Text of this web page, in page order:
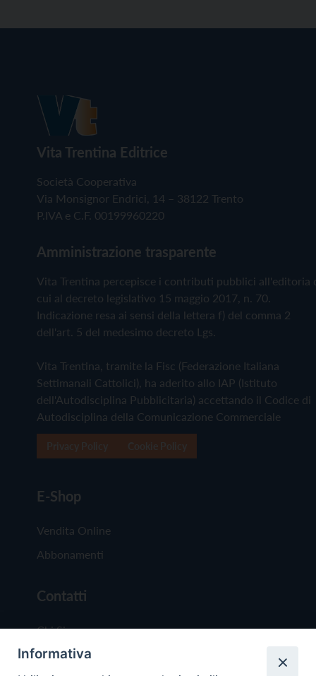
Vita Trentina Editrice
Società Cooperativa
Via Monsignor Endrici, 14 – 38122 Trento
P.IVA e C.F. 00199960220
Amministrazione trasparente
Vita Trentina percepisce i contributi pubblici all'editoria
cui al decreto legislativo 15 maggio 2017, n. 70.
Indicazione resa ai sensi della lettera f) del comma 2
dell'art. 5 del medesimo decreto Lgs.
Vita Trentina, tramite la Fisc (Federazione Italiana
Settimanali Cattolici), ha aderito allo IAP (Istituto
dell'Autodisciplina Pubblicitaria) accettando il Codice di
Autodisciplina della Comunicazione Commerciale
E-Shop
Vendita Online
Abbonamenti
Contatti
Chi Siamo
Redazione
Informativa